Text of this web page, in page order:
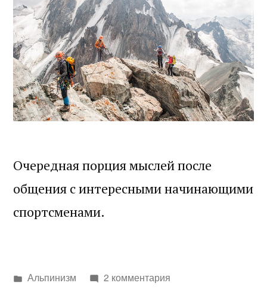
Очередная порция мыслей после
общения с интересными начинающими
спортсменами.
Написано
Альпинизм 2 комментария